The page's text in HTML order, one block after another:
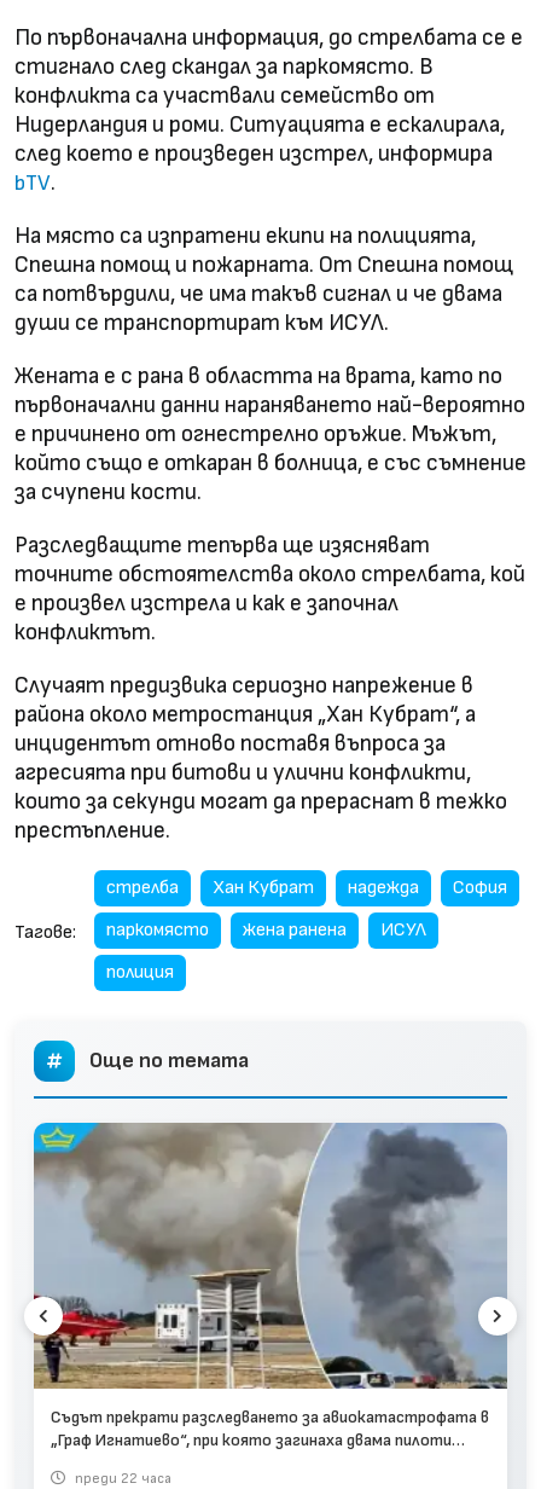
По първоначална информация, до стрелбата се е
стигнало след скандал за паркомясто. В
конфликта са участвали семейство от
Нидерландия и роми. Ситуацията е ескалирала,
след което е произведен изстрел, информира
bTV.
На място са изпратени екипи на полицията,
Спешна помощ и пожарната. От Спешна помощ
са потвърдили, че има такъв сигнал и че двама
души се транспортират към ИСУЛ.
Жената е с рана в областта на врата, като по
първоначални данни нараняването най-вероятно
е причинено от огнестрелно оръжие. Мъжът,
който също е откаран в болница, е със съмнение
за счупени кости.
Разследващите тепърва ще изясняват
точните обстоятелства около стрелбата, кой
е произвел изстрела и как е започнал
конфликтът.
Случаят предизвика сериозно напрежение в
района около метростанция „Хан Кубрат“, а
инцидентът отново поставя въпроса за
агресията при битови и улични конфликти,
които за секунди могат да прераснат в тежко
престъпление.
Тагове:
стрелба Хан Кубрат надежда
София
паркомясто
жена ранена
ИСУЛ
полиция
Още по темата
Съдът прекрати разследването за авиокатастрофата в
„Граф Игнатиево“, при която загинаха двама пилоти
преди 22 часа